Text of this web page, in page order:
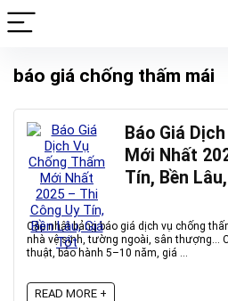
báo giá chống thấm mái
Báo Giá
Mới Nhất
Tín, Bền
Cập nhật bảng báo giá dịch vụ chống
nhà vệ sinh, tường ngoài, sân thượng…
thuật, bảo hành 5–10 năm, giá ...
READ MORE +